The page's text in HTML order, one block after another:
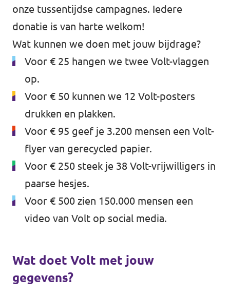
onze tussentijdse campagnes. Iedere
donatie is van harte welkom!
Wat kunnen we doen met jouw bijdrage?
Voor € 25 hangen we twee Volt-vlaggen
op.
Voor € 50 kunnen we 12 Volt-posters
drukken en plakken.
Voor € 95 geef je 3.200 mensen een Volt-
flyer van gerecycled papier.
Voor € 250 steek je 38 Volt-vrijwilligers in
paarse hesjes.
Voor € 500 zien 150.000 mensen een
video van Volt op social media.
Wat doet Volt met jouw
gegevens?